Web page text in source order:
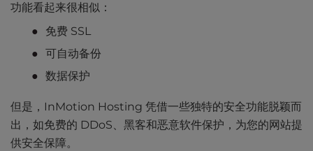
功能看起来很相似：
免费 SSL
可自动备份
数据保护
但是，InMotion Hosting 凭借一些独特的安全功能脱颖而
出，如免费的 DDoS、黑客和恶意软件保护，为您的网站提
供安全保障。